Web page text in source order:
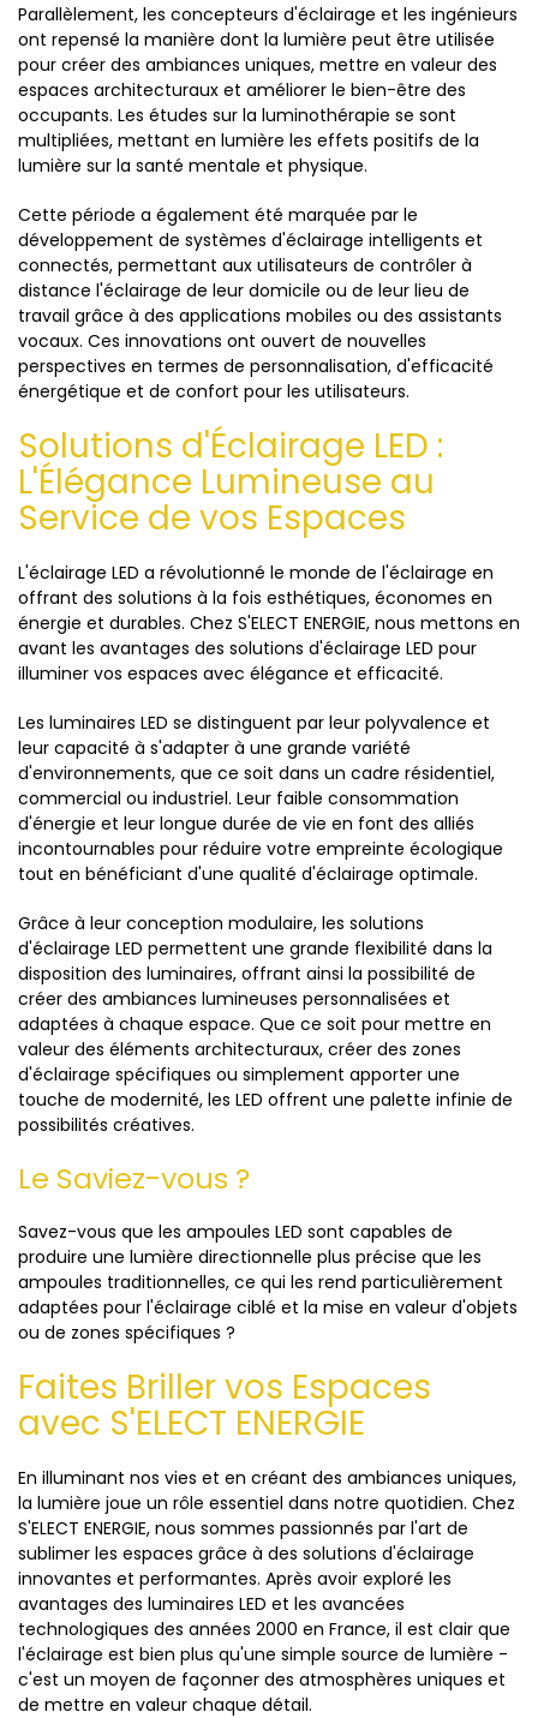
Parallèlement, les concepteurs d'éclairage et les ingénieurs
ont repensé la manière dont la lumière peut être utilisée
pour créer des ambiances uniques, mettre en valeur des
espaces architecturaux et améliorer le bien-être des
occupants. Les études sur la luminothérapie se sont
multipliées, mettant en lumière les effets positifs de la
lumière sur la santé mentale et physique.
Cette période a également été marquée par le
développement de systèmes d'éclairage intelligents et
connectés, permettant aux utilisateurs de contrôler à
distance l'éclairage de leur domicile ou de leur lieu de
travail grâce à des applications mobiles ou des assistants
vocaux. Ces innovations ont ouvert de nouvelles
perspectives en termes de personnalisation, d'efficacité
énergétique et de confort pour les utilisateurs.
Solutions d'Éclairage LED :
L'Élégance Lumineuse au
Service de vos Espaces
L'éclairage LED a révolutionné le monde de l'éclairage en
offrant des solutions à la fois esthétiques, économes en
énergie et durables. Chez S'ELECT ENERGIE, nous mettons en
avant les avantages des solutions d'éclairage LED pour
illuminer vos espaces avec élégance et efficacité.
Les luminaires LED se distinguent par leur polyvalence et
leur capacité à s'adapter à une grande variété
d'environnements, que ce soit dans un cadre résidentiel,
commercial ou industriel. Leur faible consommation
d'énergie et leur longue durée de vie en font des alliés
incontournables pour réduire votre empreinte écologique
tout en bénéficiant d'une qualité d'éclairage optimale.
Grâce à leur conception modulaire, les solutions
d'éclairage LED permettent une grande flexibilité dans la
disposition des luminaires, offrant ainsi la possibilité de
créer des ambiances lumineuses personnalisées et
adaptées à chaque espace. Que ce soit pour mettre en
valeur des éléments architecturaux, créer des zones
d'éclairage spécifiques ou simplement apporter une
touche de modernité, les LED offrent une palette infinie de
possibilités créatives.
Le Saviez-vous ?
Savez-vous que les ampoules LED sont capables de
produire une lumière directionnelle plus précise que les
ampoules traditionnelles, ce qui les rend particulièrement
adaptées pour l'éclairage ciblé et la mise en valeur d'objets
ou de zones spécifiques ?
Faites Briller vos Espaces
avec S'ELECT ENERGIE
En illuminant nos vies et en créant des ambiances uniques,
la lumière joue un rôle essentiel dans notre quotidien. Chez
S'ELECT ENERGIE, nous sommes passionnés par l'art de
sublimer les espaces grâce à des solutions d'éclairage
innovantes et performantes. Après avoir exploré les
avantages des luminaires LED et les avancées
technologiques des années 2000 en France, il est clair que
l'éclairage est bien plus qu'une simple source de lumière -
c'est un moyen de façonner des atmosphères uniques et
de mettre en valeur chaque détail.